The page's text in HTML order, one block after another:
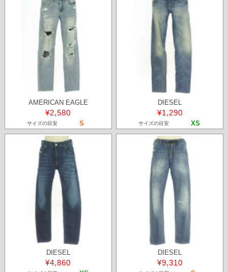
AMERICAN EAGLE
¥2,580
サイズの目安 S
DIESEL
¥1,290
サイズの目安 XS
DIESEL
¥4,860
DIESEL
¥9,310